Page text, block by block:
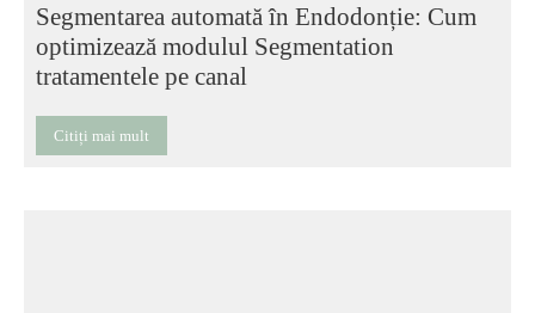
Segmentarea automată în Endodonție: Cum
optimizează modulul Segmentation
tratamentele pe canal
Citiți mai mult